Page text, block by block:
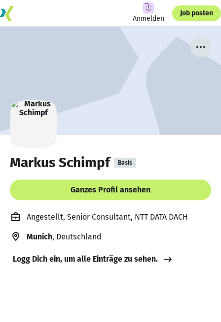
Anmelden
Job posten
Markus Schimpf Basis
Ganzes Profil ansehen
Angestellt, Senior Consultant, NTT DATA DACH
Munich, Deutschland
Logg Dich ein, um alle Einträge zu sehen.